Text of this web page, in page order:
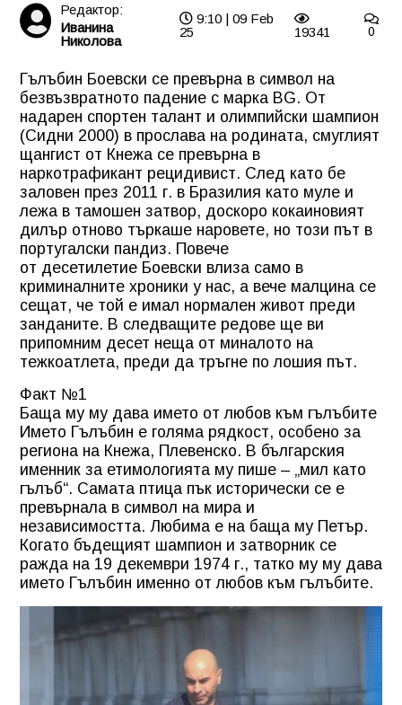
Редактор:
Иванина
Николова
9:10 | 09 Feb
25
19341 0
Гълъбин Боевски се превърна в символ на
безвъзвратното падение с марка BG. От
надарен спортен талант и олимпийски шампион
(Сидни 2000) в прослава на родината, смуглият
щангист от Кнежа се превърна в
наркотрафикант рецидивист. След като бе
заловен през 2011 г. в Бразилия като муле и
лежа в тамошен затвор, доскоро кокаиновият
дилър отново търкаше наровете, но този път в
португалски пандиз. Повече
от десетилетие Боевски влиза само в
криминалните хроники у нас, а вече малцина се
сещат, че той е имал нормален живот преди
занданите. В следващите редове ще ви
припомним десет неща от миналото на
тежкоатлета, преди да тръгне по лошия път.
Факт №1
Баща му му дава името от любов към гълъбите
Името Гълъбин е голяма рядкост, особено за
региона на Кнежа, Плевенско. В българския
именник за етимологията му пише – „мил като
гълъб“. Самата птица пък исторически се е
превърнала в символ на мира и
независимостта. Любима е на баща му Петър.
Когато бъдещият шампион и затворник се
ражда на 19 декември 1974 г., татко му му дава
името Гълъбин именно от любов към гълъбите.